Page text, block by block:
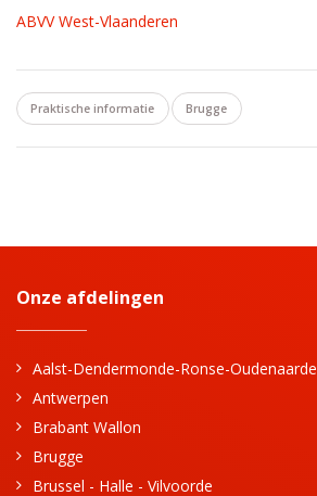
ABVV West-Vlaanderen
Praktische informatie Brugge
Onze afdelingen
Aalst-Dendermonde-Ronse-Oudenaarde
Antwerpen
Brabant Wallon
Brugge
Brussel - Halle - Vilvoorde